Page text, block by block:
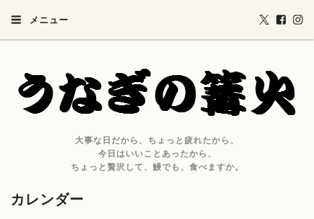
メニュー
大事な日だから、ちょっと疲れたから、
今日はいいことあったから、
ちょっと贅沢して、鰻でも、食べますか。
カレンダー